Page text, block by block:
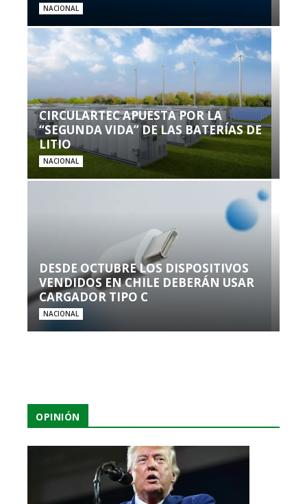
NACIONAL
CIRCULARTEC APUESTA POR LA
“SEGUNDA VIDA” DE LAS BATERÍAS DE
LITIO
NACIONAL
DESDE OCTUBRE LOS DISPOSITIVOS
VENDIDOS EN CHILE DEBERÁN USAR
CARGADOR TIPO C
NACIONAL
OPINIÓN